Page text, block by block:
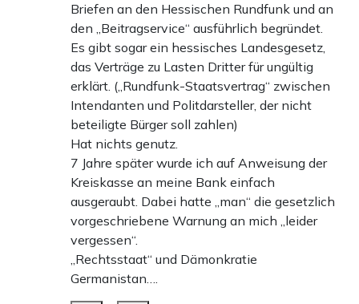
Briefen an den Hessischen Rundfunk und an
den „Beitragservice“ ausführlich begründet.
Es gibt sogar ein hessisches Landesgesetz,
das Verträge zu Lasten Dritter für ungültig
erklärt. („Rundfunk-Staatsvertrag“ zwischen
Intendanten und Politdarsteller, der nicht
beteiligte Bürger soll zahlen)
Hat nichts genutz.
7 Jahre später wurde ich auf Anweisung der
Kreiskasse an meine Bank einfach
ausgeraubt. Dabei hatte „man“ die gesetzlich
vorgeschriebene Warnung an mich „leider
vergessen“.
„Rechtsstaat“ und Dämonkratie
Germanistan….